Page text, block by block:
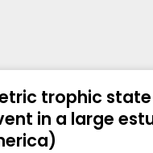
trophic
in a large